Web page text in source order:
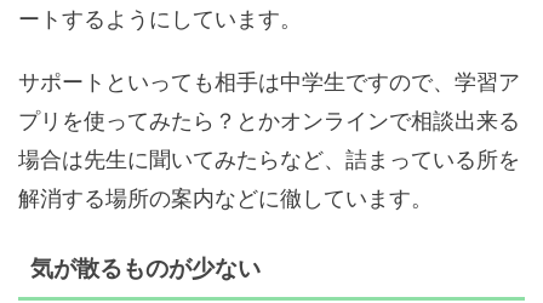
ートするようにしています。
サポートといっても相手は中学生ですので、学習ア
プリを使ってみたら？とかオンラインで相談出来る
場合は先生に聞いてみたらなど、詰まっている所を
解消する場所の案内などに徹しています。
気が散るものが少ない